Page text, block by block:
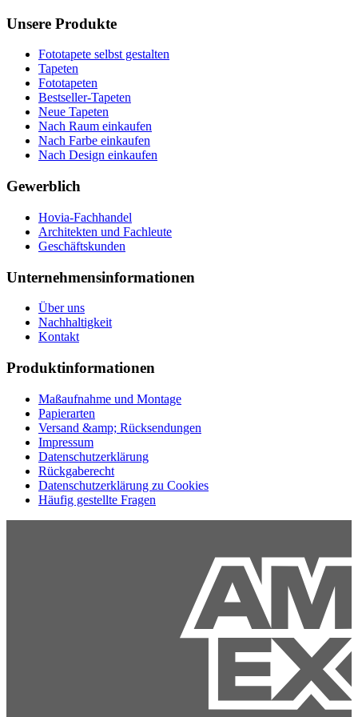
Unsere Produkte
Fototapete selbst gestalten
Tapeten
Fototapeten
Bestseller-Tapeten
Neue Tapeten
Nach Raum einkaufen
Nach Farbe einkaufen
Nach Design einkaufen
Gewerblich
Hovia-Fachhandel
Architekten und Fachleute
Geschäftskunden
Unternehmensinformationen
Über uns
Nachhaltigkeit
Kontakt
Produktinformationen
Maßaufnahme und Montage
Papierarten
Versand &amp; Rücksendungen
Impressum
Datenschutzerklärung
Rückgaberecht
Datenschutzerklärung zu Cookies
Häufig gestellte Fragen